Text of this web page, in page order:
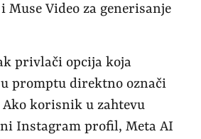
Video za generisanje
privlači opcija koja
u promptu direktno označi
korisnik u zahtevu
Instagram profil, Meta AI